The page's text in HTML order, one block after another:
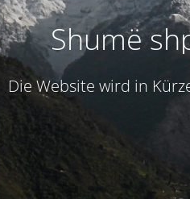
Shumë
Die Website wird in